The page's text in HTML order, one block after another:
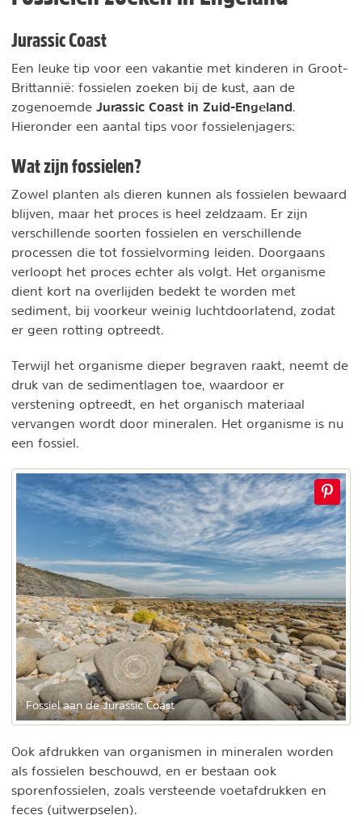
Jurassic Coast
Een leuke tip voor een vakantie met kinderen in Groot-
Brittannië: fossielen zoeken bij de kust, aan de
zogenoemde Jurassic Coast in Zuid-Engeland
Hieronder een aantal tips voor fossielenjagers:
Wat zijn fossielen?
Zowel planten als dieren kunnen als fossielen bewaard
blijven, maar het proces is heel zeldzaam. Er zijn
verschillende soorten fossielen en verschillende
processen die tot fossielvorming leiden. Doorgaans
verloopt het proces echter als volgt. Het organisme
dient kort na overlijden bedekt te worden met
sediment, bij voorkeur weinig luchtdoorlatend, zodat
er geen rotting optreedt.
Terwijl het organisme dieper begraven raakt, neemt de
druk van de sedimentlagen toe, waardoor er
verstening optreedt, en het organisch materiaal
vervangen wordt door mineralen. Het organisme is nu
een fossiel.
Fossiel aan de Jurassic Coast
Ook afdrukken van organismen in mineralen worden
als fossielen beschouwd, en er bestaan ook
sporenfossielen, zoals versteende voetafdrukken en
feces (uitwerpselen).